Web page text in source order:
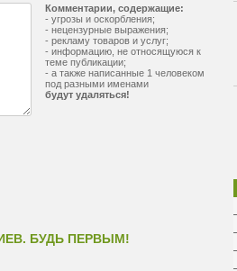
Комментарии, содержащие:
- угрозы и оскорбления;
- нецензурные выражения;
- рекламу товаров и услуг;
- информацию, не относящуюся к
теме публикации;
- а также написанные 1 человеком
под разными именами
будут удаляться!
БУДЬ ПЕРВЫМ!